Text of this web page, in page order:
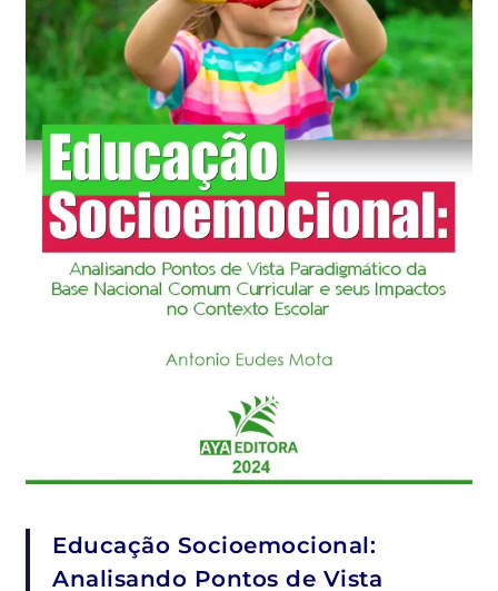
Educação Socioemocional:
Analisando Pontos de Vista